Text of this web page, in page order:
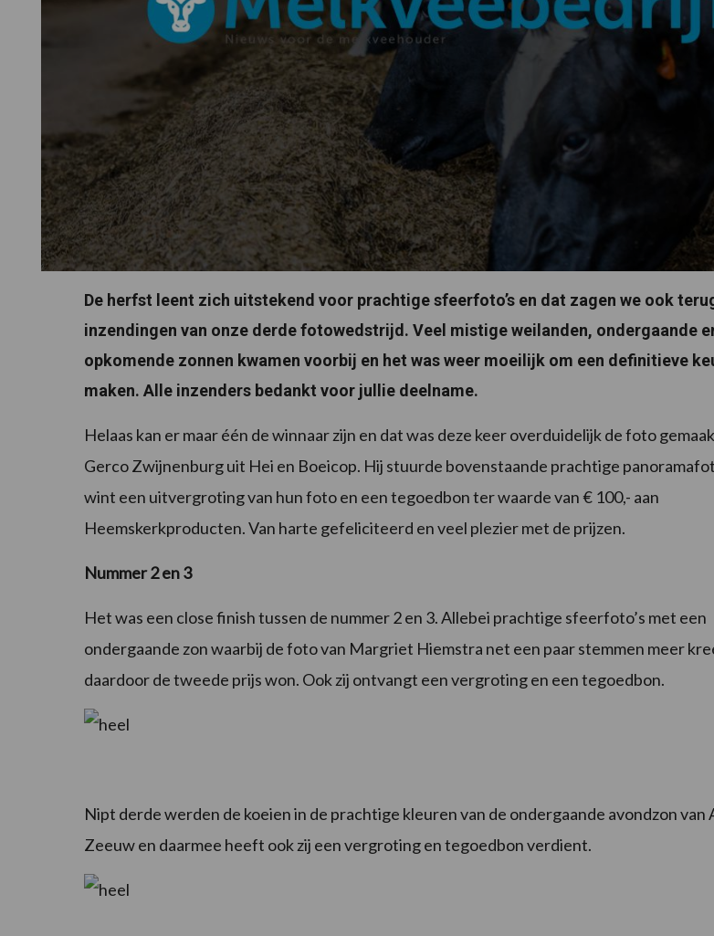
De herfst leent zich uitstekend voor prachtige sfeerfoto’s en dat zagen we ook
inzendingen van onze derde fotowedstrijd. Veel mistige weilanden, ondergaande
opkomende zonnen kwamen voorbij en het was weer moeilijk om een definitieve
maken. Alle inzenders bedankt voor jullie deelname.
Helaas kan er maar één de winnaar zijn en dat was deze keer overduidelijk de foto
Gerco Zwijnenburg uit Hei en Boeicop. Hij stuurde bovenstaande prachtige
wint een uitvergroting van hun foto en een tegoedbon ter waarde van € 100,- aan
Heemskerkproducten. Van harte gefeliciteerd en veel plezier met de prijzen.
Nummer 2 en 3
Het was een close finish tussen de nummer 2 en 3. Allebei prachtige sfeerfoto’s met een
ondergaande zon waarbij de foto van Margriet Hiemstra net een paar stemmen meer
daardoor de tweede prijs won. Ook zij ontvangt een vergroting en een tegoedbon.
Nipt derde werden de koeien in de prachtige kleuren van de ondergaande avondzon van
Zeeuw en daarmee heeft ook zij een vergroting en tegoedbon verdient.